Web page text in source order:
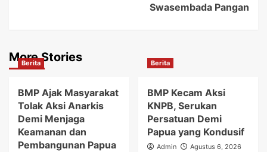
Swasembada Pangan
More Stories
Berita
BMP Ajak Masyarakat
Tolak Aksi Anarkis
Demi Menjaga
Keamanan dan
Pembangunan Papua
Berita
BMP Kecam Aksi
KNPB, Serukan
Persatuan Demi
Papua yang Kondusif
Admin
Agustus 6, 2026